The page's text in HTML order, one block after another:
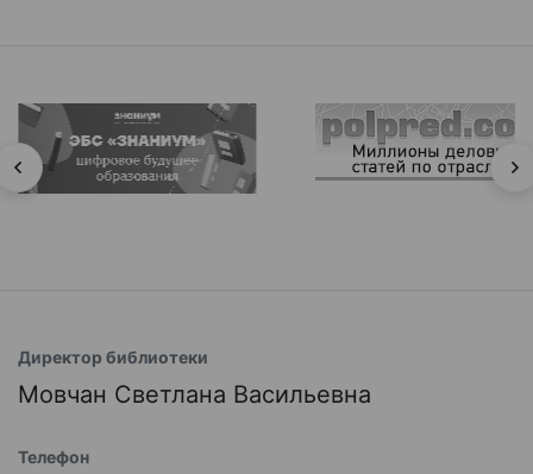
Директор библиотеки
Мовчан Светлана Васильевна
Телефон